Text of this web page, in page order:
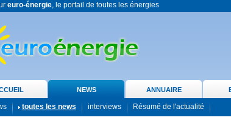
euro-énergie, le portail de toutes les énergies
NEWS ANNUAIRE
toutes les news interviews Résumé de l'actualité